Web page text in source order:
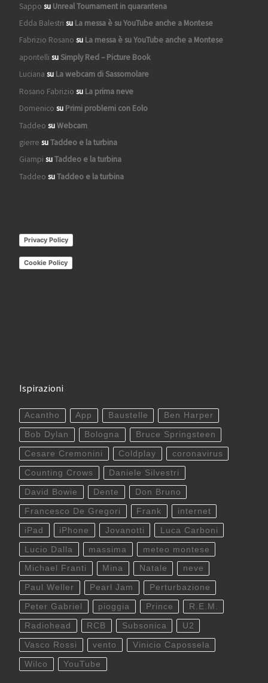
Sappo su Unreal Tournament in quarantena
Edda Balestri su La messa è su YouTube anche a Montese
Fabrizio Rosano su La messa è su YouTube anche a Montese
apontelli suSimply Red – Picture Book
Luciana su La webcam di Sassomolare
Rosano Fabrizio su La prima neve
Domenico su Primi problemi con Eolo
Taddeo suWebcam
gierre suTaddeo e la turbina
Giampi suTaddeo e la turbina
Taddeo suTaddeo e la turbina
Privacy Policy
Cookie Policy
Ispirazioni
Acantho App Baustelle Ben Harper
Bob Dylan Bologna Bruce Springsteen
Cesare Cremonini Coldplay coronavirus
Counting Crows Daniele Silvestri
David Bowie Dente Don Bruno
Francesco De Gregori Frank internet
iPad iPhone Jovanotti Luca Carboni
Lucio Dalla massima meteo montese
Michael Franti Mina Natale neve
Paul Weller Pearl Jam Perturbazione
Peter Gabriel pioggia Prince R.E.M.
Radiohead RCB Subsonica U2
Vasco Rossi vento Vinicio Capossela
Wilco YouTube